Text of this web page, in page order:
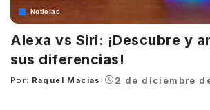
Noticias
Alexa vs Siri: ¡Descubre y
sus diferencias!
Posted
Por: Raquel Macias 2 de diciembre